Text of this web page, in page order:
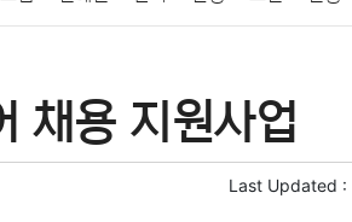
마케팅 부동산 외국어 교육
채용 지원사업
Last Updated :